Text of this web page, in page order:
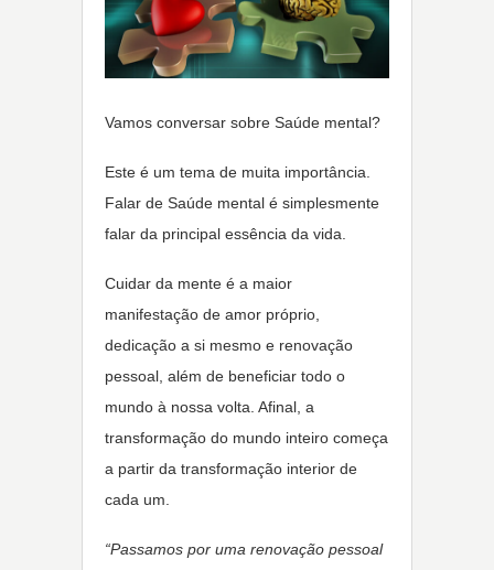
Vamos conversar sobre Saúde mental?
Este é um tema de muita importância.
Falar de Saúde mental é simplesmente
falar da principal essência da vida.
Cuidar da mente é a maior
manifestação de amor próprio,
dedicação a si mesmo e renovação
pessoal, além de beneficiar todo o
mundo à nossa volta. Afinal, a
transformação do mundo inteiro começa
a partir da transformação interior de
cada um.
“Passamos por uma renovação pessoal